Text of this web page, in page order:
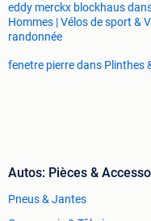
eddy merckx blockhaus
Hommes | Vélos de sport &
randonnée
fenetre pierre dans Plinthes
Autos: Pièces &
Pneus & Jantes